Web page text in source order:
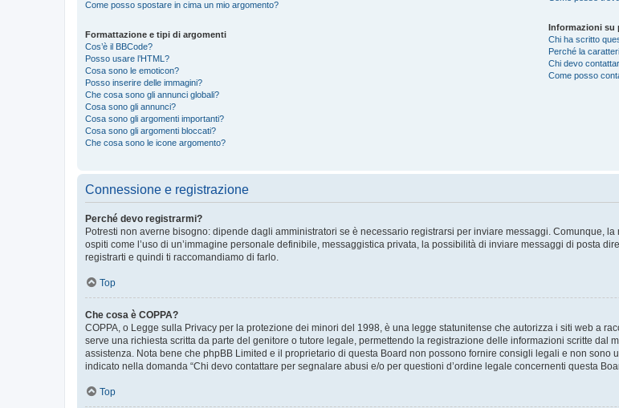
Come posso spostare in cima un mio argomento?
Formattazione e tipi di argomenti
Cos’è il BBCode?
Posso usare l’HTML?
Cosa sono le emoticon?
Posso inserire delle immagini?
Che cosa sono gli annunci globali?
Cosa sono gli annunci?
Cosa sono gli argomenti importanti?
Cosa sono gli argomenti bloccati?
Che cosa sono le icone argomento?
Informazioni su
Chi ha scritto
Perché la
Chi devo
Come posso
Connessione e registrazione
Perché devo registrarmi?
Potresti non averne bisogno: dipende dagli amministratori se è necessario registrarsi per inviare messaggi. Comunque,
ospiti come l’uso di un’immagine personale definibile, messaggistica privata, la possibilità di inviare messaggi di posta
registrarti e quindi ti raccomandiamo di farlo.
Top
Che cosa è COPPA?
COPPA, o Legge sulla Privacy per la protezione dei minori del 1998, è una legge statunitense che autorizza i siti web a
serve una richiesta scritta da parte del genitore o tutore legale, permettendo la registrazione delle informazioni scritte dal
assistenza. Nota bene che phpBB Limited e il proprietario di questa Board non possono fornire consigli legali e non
indicato nella domanda “Chi devo contattare per segnalare abusi e/o per questioni d’ordine legale concernenti questa
Top